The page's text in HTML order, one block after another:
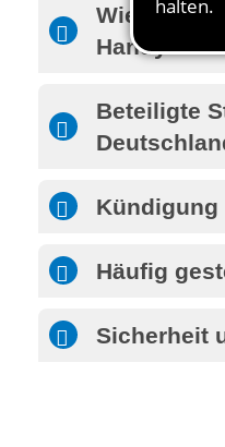
Wie sieht
Beteiligte
Kündigung
Häufig
Sicherheit